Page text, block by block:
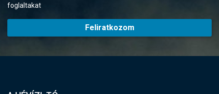
foglaltakat
Feliratkozom